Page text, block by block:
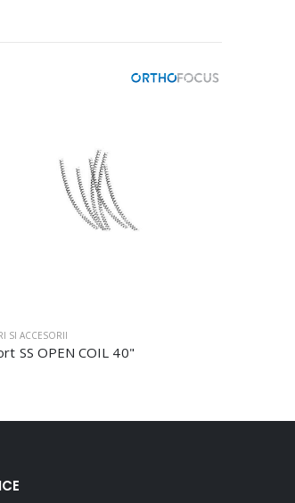
SI ACCESORII
SS OPEN COIL 40"